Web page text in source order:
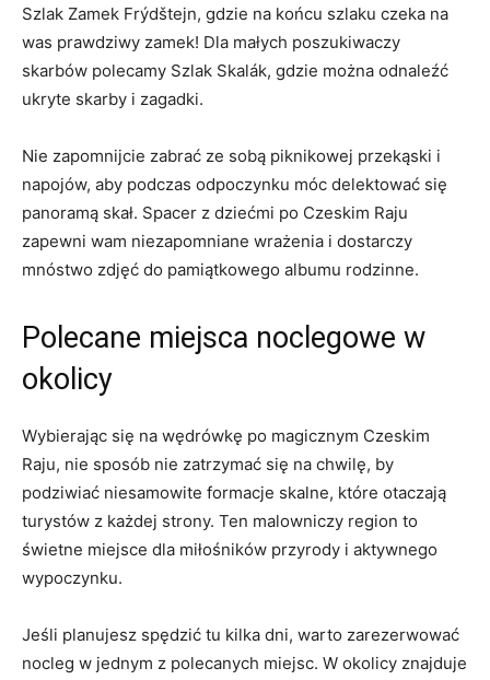
⁣Szlak Zamek Frýdštejn, ⁣gdzie na końcu szlaku⁣ czeka na
was prawdziwy zamek! Dla małych poszukiwaczy
skarbów polecamy Szlak Skalák, gdzie można ⁤odnaleźć
ukryte skarby ​i zagadki.
Nie zapomnijcie ⁢zabrać ze sobą ‍piknikowej przekąski ‌i
napojów, aby podczas odpoczynku⁣ móc‍ delektować ‌się
panoramą⁢ skał. ‍Spacer z dziećmi po ⁣Czeskim‌ Raju
zapewni wam niezapomniane ​wrażenia i ​dostarczy
mnóstwo ⁢zdjęć do pamiątkowego ‌albumu rodzinne.
Polecane⁣ miejsca noclegowe w
okolicy
Wybierając się na wędrówkę po⁣ magicznym Czeskim
⁣Raju, nie sposób nie zatrzymać się na chwilę, by
podziwiać niesamowite formacje skalne, które ‌otaczają
turystów‍ z każdej strony. Ten malowniczy region to‌
świetne ⁣miejsce dla ⁣miłośników przyrody i​ aktywnego
wypoczynku.
Jeśli planujesz spędzić tu kilka ⁣dni,⁢ warto zarezerwować
‌nocleg w jednym z polecanych⁢ miejsc. W okolicy znajduje